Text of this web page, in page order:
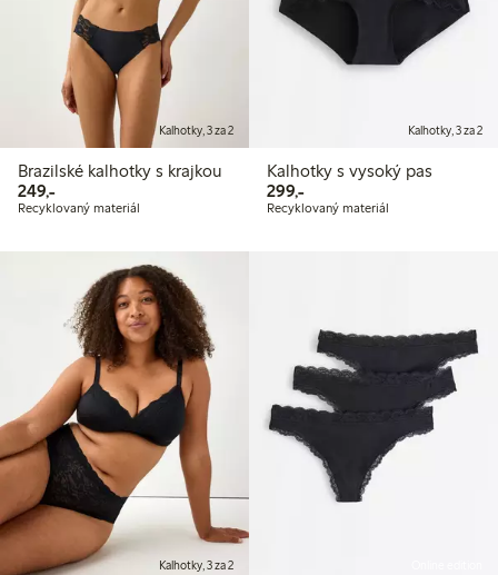
Kalhotky, 3 za 2
Brazilské kalhotky s krajkou
249,-249,00 Kč
Recyklovaný materiál
Kalhotky, 3 za 2
Kalhotky s vysoký pas
299,-299,00 Kč
Recyklovaný materiál
Kalhotky, 3 za 2